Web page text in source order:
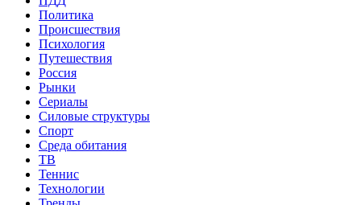
Политика
Происшествия
Психология
Путешествия
Россия
Рынки
Сериалы
Силовые структуры
Спорт
Среда обитания
ТВ
Теннис
Технологии